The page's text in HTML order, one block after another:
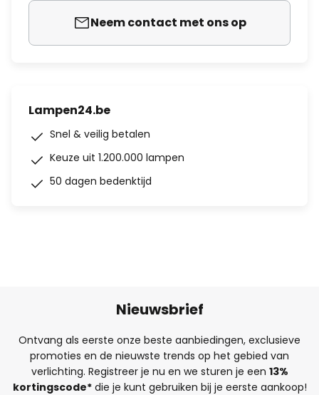
Neem contact met ons op
Lampen24.be
Snel & veilig betalen
Keuze uit 1.200.000 lampen
50 dagen bedenktijd
Nieuwsbrief
Ontvang als eerste onze beste aanbiedingen, exclusieve
promoties en de nieuwste trends op het gebied van
verlichting. Registreer je nu en we sturen je een 13%
kortingscode*die je kunt gebruiken bij je eerste aankoop!